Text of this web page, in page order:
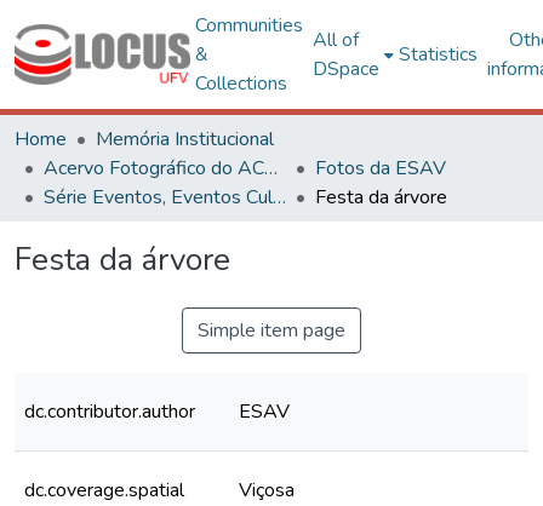
Communities
&
Collections
All of
DSpace
Statistics
Home
Memória Institucional
Acervo Fotográfico do ACH-UFV
Fotos da ESAV
Série Eventos, Eventos Culturais e Projetos
Festa da árvore
Festa da árvore
Simple item page
dc.contributor.author ESAV
dc.coverage.spatial Viçosa